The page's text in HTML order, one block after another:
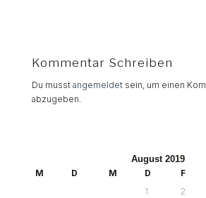
Kommentar Schreiben
Du musst angemeldetsein, um einen
abzugeben.
August 2019
M
D M D F
1
2